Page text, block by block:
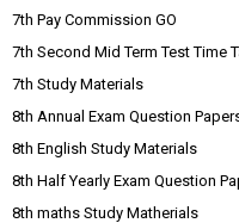
7th Pay Commission GO
7th Second Mid Term Test Time
7th Study Materials
8th Annual Exam Question
8th English Study Materials
8th Half Yearly Exam Question
8th maths Study Matherials